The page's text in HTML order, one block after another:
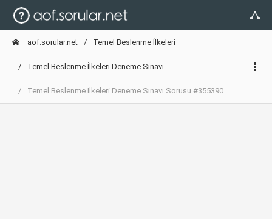
aof.sorular.net Temel Beslenme İlkeleri
Temel Beslenme İlkeleri Deneme Sınavı
Temel Beslenme İlkeleri Deneme Sınavı Sorusu #355390